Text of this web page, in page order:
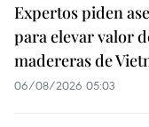
Expertos piden
para elevar valor
madereras de
06/08/2026 05:03